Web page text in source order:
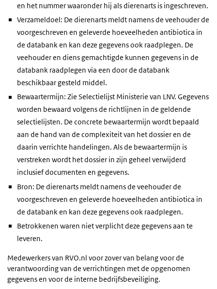
en het nummer waaronder hij als dierenarts is ingeschreven.
Verzameldoel: De dierenarts meldt namens de veehouder de
voorgeschreven en geleverde hoeveelheden antibiotica in
de databank en kan deze gegevens ook raadplegen. De
veehouder en diens gemachtigde kunnen gegevens in de
databank raadplegen via een door de databank
beschikbaar gesteld middel.
Bewaartermijn: Zie Selectielijst Ministerie van LNV. Gegevens
worden bewaard volgens de richtlijnen in de geldende
selectielijsten. De concrete bewaartermijn wordt bepaald
aan de hand van de complexiteit van het dossier en de
daarin verrichte handelingen. Als de bewaartermijn is
verstreken wordt het dossier in zijn geheel verwijderd
inclusief documenten en gegevens.
Bron: De dierenarts meldt namens de veehouder de
voorgeschreven en geleverde hoeveelheden antibiotica in
de databank en kan deze gegevens ook raadplegen.
Betrokkenen waren niet verplicht deze gegevens aan te
leveren.
Medewerkers van RVO.nl voor zover van belang voor de
verantwoording van de verrichtingen met de opgenomen
gegevens en voor de interne bedrijfsbeveiliging.